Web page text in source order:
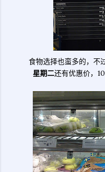
食物选择也蛮多的，不
星期二还有优惠价，